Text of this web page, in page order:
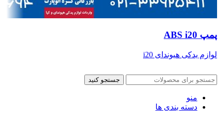
پمپ ABS i20
لوازم یدکی هیوندای i20
جستجو کنید
منو
دسته بندی ها